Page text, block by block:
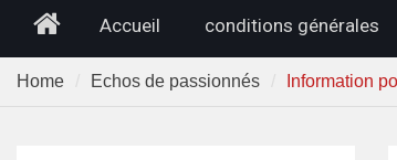
HomeAccueil conditions générales
Home Echos de passionnés Information